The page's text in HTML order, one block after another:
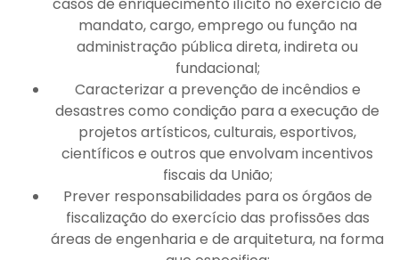
mandato, cargo, emprego ou função na
administração pública direta, indireta ou
fundacional;
Caracterizar a prevenção de incêndios e
desastres como condição para a execução de
projetos artísticos, culturais, esportivos,
científicos e outros que envolvam incentivos
fiscais da União;
Prever responsabilidades para os órgãos de
fiscalização do exercício das profissões das
áreas de engenharia e de arquitetura, na forma